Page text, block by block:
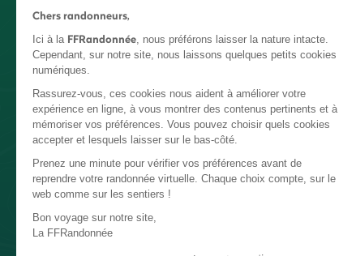
Chers randonneurs,
Ici à la FFRandonnée, nous préférons laisser la nature intacte.
Cependant, sur notre site, nous laissons quelques petits cookies
numériques.
Rassurez-vous, ces cookies nous aident à améliorer votre
expérience en ligne, à vous montrer des contenus pertinents et à
mémoriser vos préférences. Vous pouvez choisir quels cookies
accepter et lesquels laisser sur le bas-côté.
Prenez une minute pour vérifier vos préférences avant de
reprendre votre randonnée virtuelle. Chaque choix compte, sur le
web comme sur les sentiers !
Bon voyage sur notre site,
La FFRandonnée